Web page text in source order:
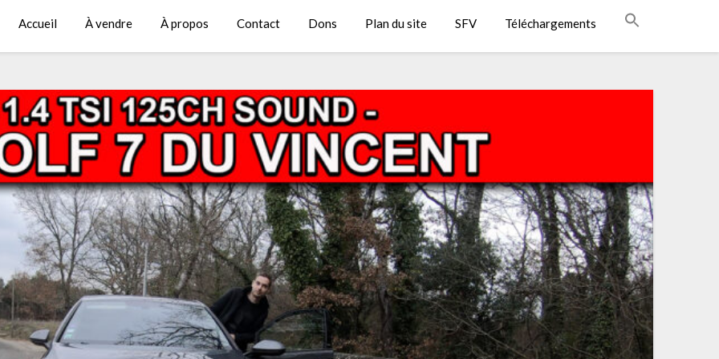
Accueil À vendre À propos Contact Dons Plan du site SFV Téléchargements